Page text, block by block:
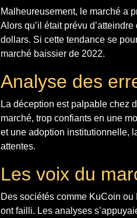
Malheureusement, le marché a
Alors qu’il était prévu
dollars. Si cette tendance se
marché baissier de 2022.
Analyse des
La déception est palpable chez
marché, trop confiants en une
et une adoption institutionnelle,
attentes.
Les voix du
Des sociétés comme KuCoin
ont failli. Les analyses